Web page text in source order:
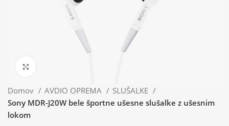
Domov AVDIO OPREMA
SLUŠALKE
Sony MDR-J20W bele športne ušesne slušalke z ušesnim
lokom